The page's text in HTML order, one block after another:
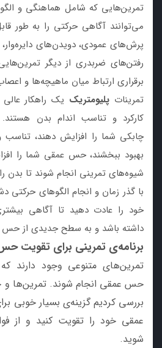
تمرین‌هایی که شامل هماهنگی و
می‌توانند آگاهی حرکتی را به طور
پرش‌های عمودی، دویدن‌های
رفتن‌های ضربدری از دیگر
برقراری ارتباط میان ماهیچه‌ها و
تمرینات پلیومتریک یک راهکار عالی
کارکرد و تناسب اندام بدن
چابکی شما را افزایش دهند، تناسب
بهبود ببخشند، حس عمقی شما را
شیوه‌های تمرینی انجام شوند تا بدن
با گذر زمان و انجام الگوهای حرکتی
خود را عادت دهید تا آگاهی
داشته باشد و به سطح جدیدی از حس
برنامه‌ی تمرینی برای تقویت
تمرین‌های متنوعی وجود دارند
حس عمقی انجام شوند. تمرین‌ها و
بررسی کردیم گزینه‌ی بسیار خوبی
عمقی خود را تقویت کنید و از
شوید.